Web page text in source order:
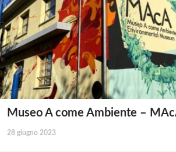
Museo A come Ambiente –
28 giugno 2023